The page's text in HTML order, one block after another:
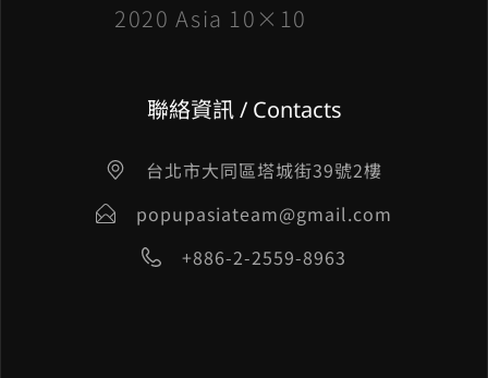
2020 Asia 10×10
聯絡資訊 / Contacts
台北市大同區塔城街39號2樓
popupasiateam@gmail.com
+886-2-2559-8963